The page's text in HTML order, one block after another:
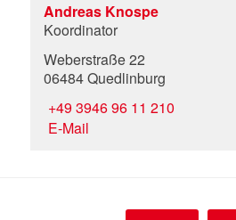
Andreas Knospe
Koordinator
Weberstraße 22
06484 Quedlinburg
+49 3946 96 11 210
E-Mail